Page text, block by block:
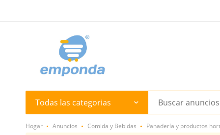
Todas las categorias
Hogar Anuncios Comida y Bebidas Panadería y productos